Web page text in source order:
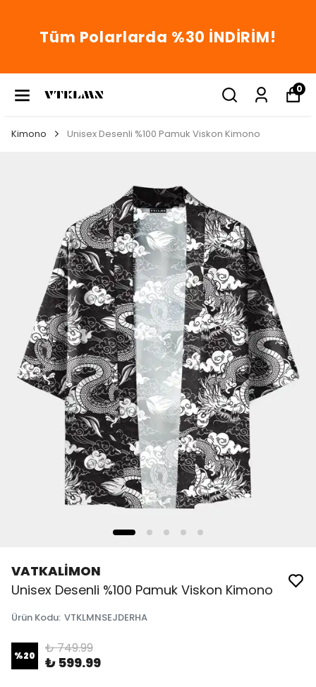
Tüm Polarlarda %30 İNDİRİM!
0
Kimono Unisex Desenli %100 Pamuk Viskon Kimono
VATKALİMON
Unisex Desenli %100 Pamuk Viskon Kimono
Ürün Kodu: VTKLMNSEJDERHA
%20 ₺ 749.99
₺ 599.99